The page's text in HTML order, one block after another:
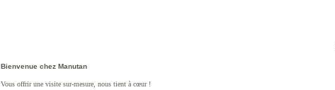
Bienvenue chez Manutan
Vous offrir une visite sur-mesure, nous tient à cœur !